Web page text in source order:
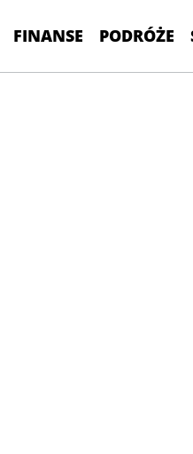
FINANSE PODRÓŻE